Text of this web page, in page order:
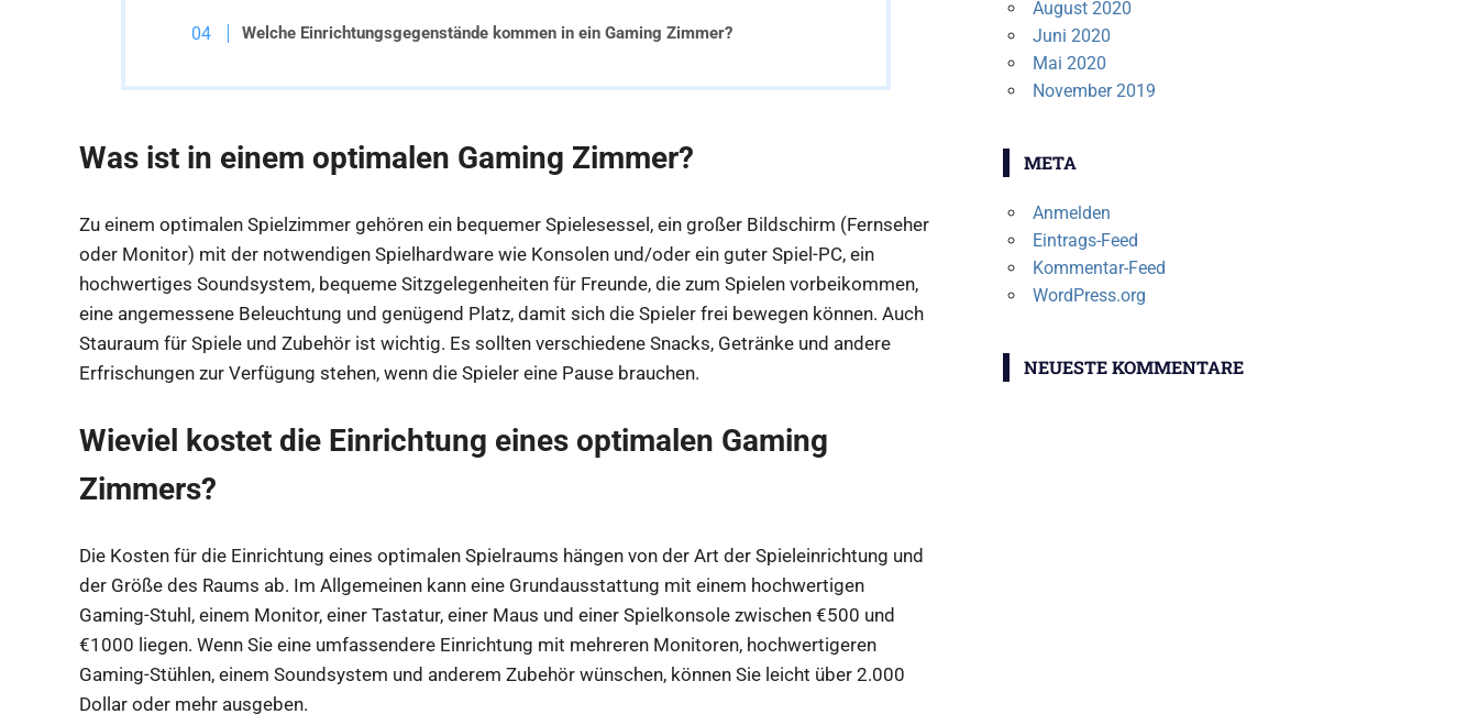
Welche Einrichtungsgegenstände kommen in ein Gaming Zimmer?
Was ist in einem optimalen Gaming Zimmer?
Zu einem optimalen Spielzimmer gehören ein bequemer Spielesessel, ein großer Bildschirm (Fernseher
oder Monitor) mit der notwendigen Spielhardware wie Konsolen und/oder ein guter Spiel-PC, ein
hochwertiges Soundsystem, bequeme Sitzgelegenheiten für Freunde, die zum Spielen vorbeikommen,
eine angemessene Beleuchtung und genügend Platz, damit sich die Spieler frei bewegen können. Auch
Stauraum für Spiele und Zubehör ist wichtig. Es sollten verschiedene Snacks, Getränke und andere
Erfrischungen zur Verfügung stehen, wenn die Spieler eine Pause brauchen.
Wieviel kostet die Einrichtung eines optimalen Gaming
Zimmers?
Die Kosten für die Einrichtung eines optimalen Spielraums hängen von der Art der Spieleinrichtung und
der Größe des Raums ab. Im Allgemeinen kann eine Grundausstattung mit einem hochwertigen
Gaming-Stuhl, einem Monitor, einer Tastatur, einer Maus und einer Spielkonsole zwischen €500 und
€1000 liegen. Wenn Sie eine umfassendere Einrichtung mit mehreren Monitoren, hochwertigeren
Gaming-Stühlen, einem Soundsystem und anderem Zubehör wünschen, können Sie leicht über 2.000
Dollar oder mehr ausgeben.
August 2020
Juni 2020
Mai 2020
November 2019
META
Anmelden
Eintrags-Feed
Kommentar-Feed
WordPress.org
NEUESTE KOMMENTARE